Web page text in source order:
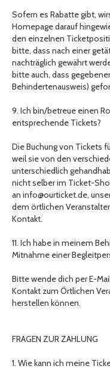
Sofern es Rabatte gibt,
Homepage darauf
den einzelnen
bitte, dass nach einer
nachträglich gewährt
bitte auch, dass
Behindertenausweis)
9. Ich bin/betreue einen
entsprechende Tickets?
Die Buchung von Tickets
weil sie von den
unterschiedlich
nicht selber im Ticket-
an info@ourticket.de,
dem örtlichen
Kontakt.
11. Ich habe in meinem
Mitnahme einer
Bitte wende dich per E-
Kontakt zum Örtlichen
herstellen können.
FRAGEN ZUR ZAHLUNG
1. Wie kann ich meine